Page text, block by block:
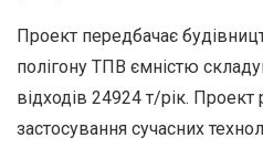
Проект передбачає
полігону ТПВ ємністю
відходів 24924 т/рік.
застосування сучасних